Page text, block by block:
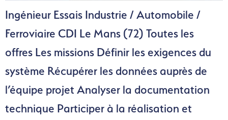
Ingénieur Essais Industrie / Automobile /
Ferroviaire CDI Le Mans (72) Toutes les
offres Les missions Définir les exigences du
système Récupérer les données auprès de
l’équipe projet Analyser la documentation
technique Participer à la réalisation et